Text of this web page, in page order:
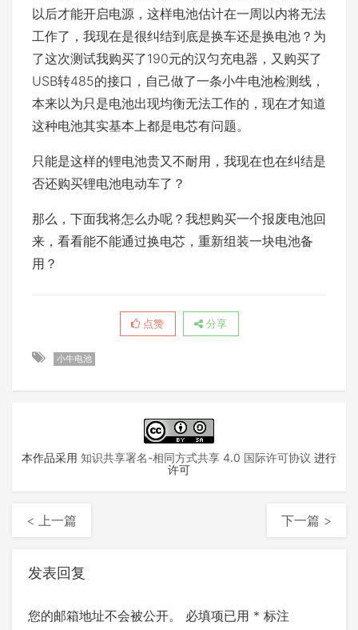
以后才能开启电源，这样电池估计在一周以内将无法
工作了，我现在是很纠结到底是换车还是换电池？为
了这次测试我购买了190元的汉匀充电器，又购买了
USB转485的接口，自己做了一条小牛电池检测线，
本来以为只是电池出现均衡无法工作的，现在才知道
这种电池其实基本上都是电芯有问题。
只能是这样的锂电池贵又不耐用，我现在也在纠结是
否还购买锂电池电动车了？
那么，下面我将怎么办呢？我想购买一个报废电池回
来，看看能不能通过换电芯，重新组装一块电池备
用？
点赞 分享
小牛电池
本作品采用 知识共享署名-相同方式共享 4.0 国际许可协议 进行
许可
< 上一篇 下一篇 >
发表回复
您的邮箱地址不会被公开。 必填项已用 * 标注